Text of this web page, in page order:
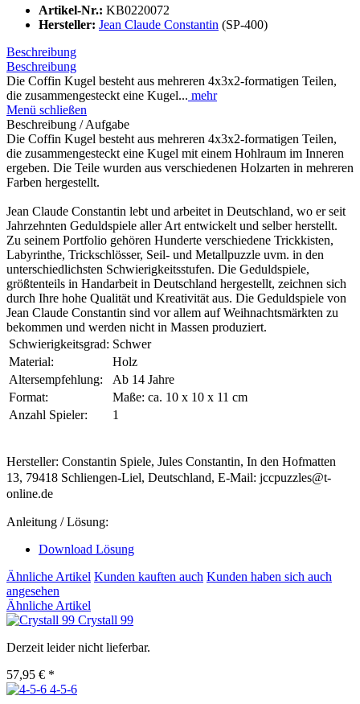
Artikel-Nr.: KB0220072
Hersteller: Jean Claude Constantin (SP-400)
Beschreibung
Beschreibung
Die Coffin Kugel besteht aus mehreren 4x3x2-formatigen Teilen,
die zusammengesteckt eine Kugel... mehr
Menü schließen
Beschreibung / Aufgabe
Die Coffin Kugel besteht aus mehreren 4x3x2-formatigen Teilen,
die zusammengesteckt eine Kugel mit einem Hohlraum im Inneren
ergeben. Die Teile wurden aus verschiedenen Holzarten in mehreren
Farben hergestellt.
Jean Claude Constantin lebt und arbeitet in Deutschland, wo er seit
Jahrzehnten Geduldspiele aller Art entwickelt und selber herstellt.
Zu seinem Portfolio gehören Hunderte verschiedene Trickkisten,
Labyrinthe, Trickschlösser, Seil- und Metallpuzzle uvm. in den
unterschiedlichsten Schwierigkeitsstufen. Die Geduldspiele,
größtenteils in Handarbeit in Deutschland hergestellt, zeichnen sich
durch Ihre hohe Qualität und Kreativität aus. Die Geduldspiele von
Jean Claude Constantin sind vor allem auf Weihnachtsmärkten zu
bekommen und werden nicht in Massen produziert.
Schwierigkeitsgrad: Schwer
Material:
Holz
Altersempfehlung:
Ab 14 Jahre
Format:
Maße: ca. 10 x 10 x 11 cm
Anzahl Spieler:
1
Hersteller: Constantin Spiele, Jules Constantin, In den Hofmatten
13, 79418 Schliengen-Liel, Deutschland, E-Mail: jccpuzzles@t-
online.de
Anleitung / Lösung:
Download Lösung
Ähnliche Artikel Kunden kauften auch Kunden haben sich auch
angesehen
Ähnliche Artikel
Crystall 99
Derzeit leider nicht lieferbar.
57,95 € *
4-5-6